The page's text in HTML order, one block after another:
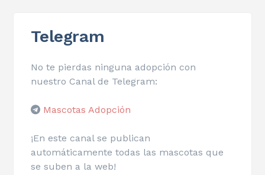
Telegram
No te pierdas ninguna adopción con
nuestro Canal de Telegram:
Mascotas Adopción
¡En este canal se publican
automáticamente todas las mascotas que
se suben a la web!